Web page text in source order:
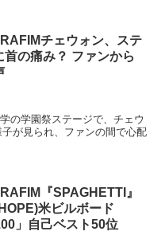
チェウォン、ステ
首の痛み？ ファンから
の学園祭ステージで、チェウ
が見られ、ファンの間で心配
『SPAGHETTI』
米ビルボード
」自己ベスト50位